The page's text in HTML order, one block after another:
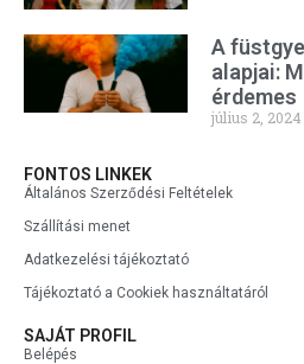
A
alapjai:
érdemes
július 2, 2024
FONTOS LINKEK
Általános Szerződési Feltételek
Szállítási menet
Adatkezelési tájékoztató
Tájékoztató a Cookiek használtatáról
SAJÁT PROFIL
Belépés